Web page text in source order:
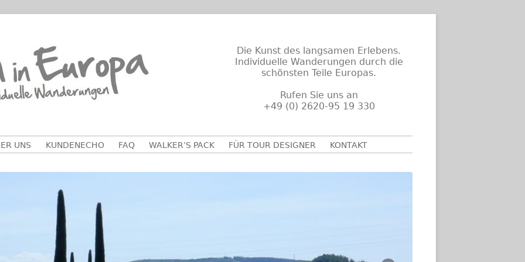
Die Kunst des langsamen Erlebens.
Individuelle Wanderungen durch die
schönsten Teile Europas.
Rufen Sie uns an
+49 (0) 2620-95 19 330
UNS KUNDENECHO FAQ WALKER’S PACK FÜR TOUR DESIGNER KONTAKT